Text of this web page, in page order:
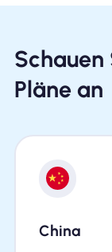
Schauen
Pläne an
China